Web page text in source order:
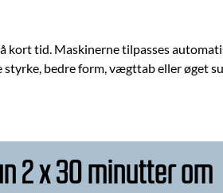
kort tid. Maskinerne tilpasses
bedre form, vægttab eller øget
2 x 30 minutter om